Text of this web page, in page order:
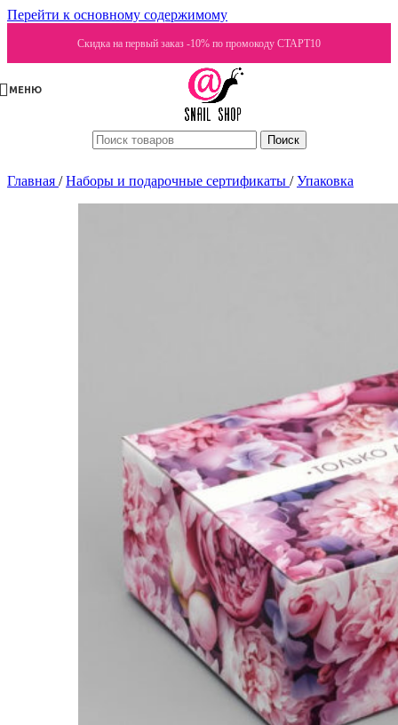
Перейти к основному содержимому
Скидка на первый заказ -10% по промокоду СТАРТ10
МЕНЮ
Поиск
Главная / Наборы и подарочные сертификаты / Упаковка